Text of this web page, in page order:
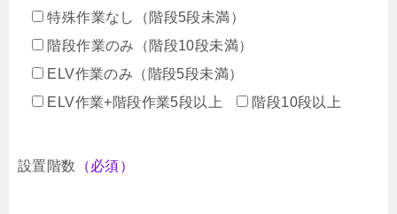
特殊作業なし（階段5段未満）
階段作業のみ（階段10段未満）
ELV作業のみ（階段5段未満）
ELV作業+階段作業5段以上
階段10段以上
設置階数 （必須）